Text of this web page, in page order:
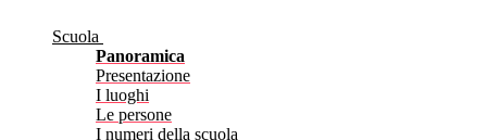
Scuola
Panoramica
Presentazione
I luoghi
Le persone
I numeri della scuola